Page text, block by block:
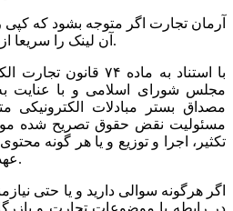
آرمان تجارت اگر متوجه بشود که
آن لینک را سریعا از سایت خود حذف خواهد نمود.
مجلس شورای اسلامی و با عنایت
مصداق بستر مبادلات
مسئولیت نقض حقوق تصریح شده
تکثیر، اجرا و توزیع و یا هر گونه
عهده منبع اخبار و کاربران است.
اگر هرگونه سوالی دارید و یا حتی
در رابطه با موضوعات تجارت و